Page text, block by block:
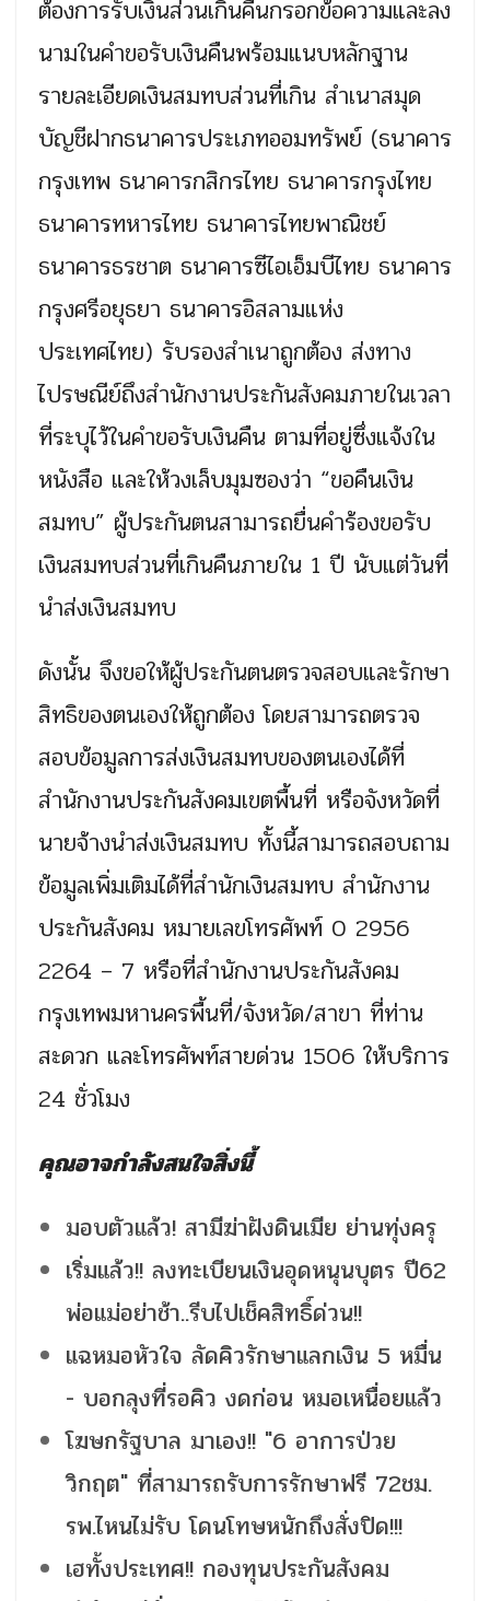
ต้องการรับเงินส่วนเกินคืนกรอกข้อความและลง
นามในคำขอรับเงินคืนพร้อมแนบหลักฐาน
รายละเอียดเงินสมทบส่วนที่เกิน สำเนาสมุด
บัญชีฝากธนาคารประเภทออมทรัพย์ (ธนาคาร
กรุงเทพ ธนาคารกสิกรไทย ธนาคารกรุงไทย
ธนาคารทหารไทย ธนาคารไทยพาณิชย์
ธนาคารธรชาต ธนาคารซีไอเอ็มบีไทย ธนาคาร
กรุงศรีอยุธยา ธนาคารอิสลามแห่ง
ประเทศไทย) รับรองสำเนาถูกต้อง ส่งทาง
ไปรษณีย์ถึงสำนักงานประกันสังคมภายในเวลา
ที่ระบุไว้ในคำขอรับเงินคืน ตามที่อยู่ซึ่งแจ้งใน
หนังสือ และให้วงเล็บมุมซองว่า “ขอคืนเงิน
สมทบ” ผู้ประกันตนสามารถยื่นคำร้องขอรับ
เงินสมทบส่วนที่เกินคืนภายใน 1 ปี นับแต่วันที่
นำส่งเงินสมทบ
ดังนั้น จึงขอให้ผู้ประกันตนตรวจสอบและรักษา
สิทธิของตนเองให้ถูกต้อง โดยสามารถตรวจ
สอบข้อมูลการส่งเงินสมทบของตนเองได้ที่
สำนักงานประกันสังคมเขตพื้นที่ หรือจังหวัดที่
นายจ้างนำส่งเงินสมทบ ทั้งนี้สามารถสอบถาม
ข้อมูลเพิ่มเติมได้ที่สำนักเงินสมทบ สำนักงาน
ประกันสังคม หมายเลขโทรศัพท์ 0 2956
2264 – 7 หรือที่สำนักงานประกันสังคม
กรุงเทพมหานครพื้นที่/จังหวัด/สาขา ที่ท่าน
สะดวก และโทรศัพท์สายด่วน 1506 ให้บริการ
24 ชั่วโมง
คุณอาจกำลังสนใจสิ่งนี้
มอบตัวแล้ว! สามีฆ่าฝังดินเมีย ย่านทุ่งครุ
เริ่มแล้ว!! ลงทะเบียนเงินอุดหนุนบุตร ปี62
พ่อแม่อย่าช้า..รีบไปเช็คสิทธิ์ด่วน!!
แฉหมอหัวใจ ลัดคิวรักษาแลกเงิน 5 หมื่น
- บอกลุงที่รอคิว งดก่อน หมอเหนื่อยแล้ว
โฆษกรัฐบาล มาเอง!! "6 อาการป่วย
วิกฤต" ที่สามารถรับการรักษาฟรี 72ชม.
รพ.ไหนไม่รับ โดนโทษหนักถึงสั่งปิด!!!
เฮทั้งประเทศ!! กองทุนประกันสังคม